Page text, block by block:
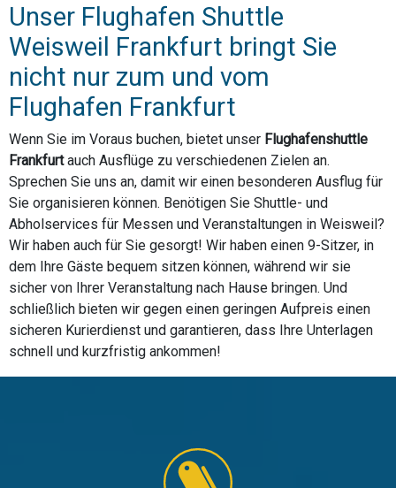
Unser Flughafen Shuttle
Weisweil Frankfurt bringt Sie
nicht nur zum und vom
Flughafen Frankfurt
Wenn Sie im Voraus buchen, bietet unser Flughafenshuttle
Frankfurtauch Ausflüge zu verschiedenen Zielen an.
Sprechen Sie uns an, damit wir einen besonderen Ausflug für
Sie organisieren können. Benötigen Sie Shuttle- und
Abholservices für Messen und Veranstaltungen in Weisweil?
Wir haben auch für Sie gesorgt! Wir haben einen 9-Sitzer, in
dem Ihre Gäste bequem sitzen können, während wir sie
sicher von Ihrer Veranstaltung nach Hause bringen. Und
schließlich bieten wir gegen einen geringen Aufpreis einen
sicheren Kurierdienst und garantieren, dass Ihre Unterlagen
schnell und kurzfristig ankommen!